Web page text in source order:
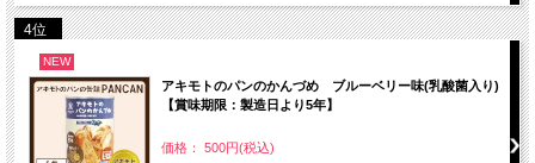
4位
NEW
アキモトのパンのかんづめ ブルーベリー味(乳酸菌入り)
【賞味期限：製造日より5年】
価格： 500円(税込)